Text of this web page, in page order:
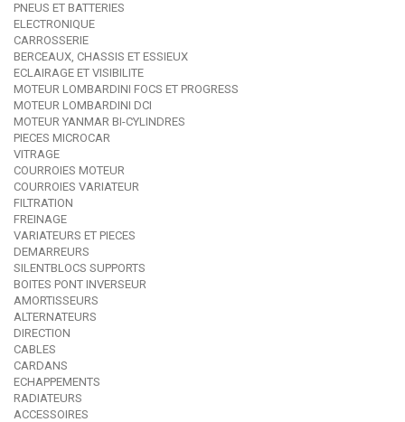
PNEUS ET BATTERIES
ELECTRONIQUE
CARROSSERIE
BERCEAUX, CHASSIS ET ESSIEUX
ECLAIRAGE ET VISIBILITE
MOTEUR LOMBARDINI FOCS ET PROGRESS
MOTEUR LOMBARDINI DCI
MOTEUR YANMAR BI-CYLINDRES
PIECES MICROCAR
VITRAGE
COURROIES MOTEUR
COURROIES VARIATEUR
FILTRATION
FREINAGE
VARIATEURS ET PIECES
DEMARREURS
SILENTBLOCS SUPPORTS
BOITES PONT INVERSEUR
AMORTISSEURS
ALTERNATEURS
DIRECTION
CABLES
CARDANS
ECHAPPEMENTS
RADIATEURS
ACCESSOIRES